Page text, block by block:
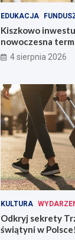
EDUKACJA
Kiszkowo
nowoczesna
4 sierpnia 2026
KULTURA
Odkryj sekrety
świątyni w Polsce!